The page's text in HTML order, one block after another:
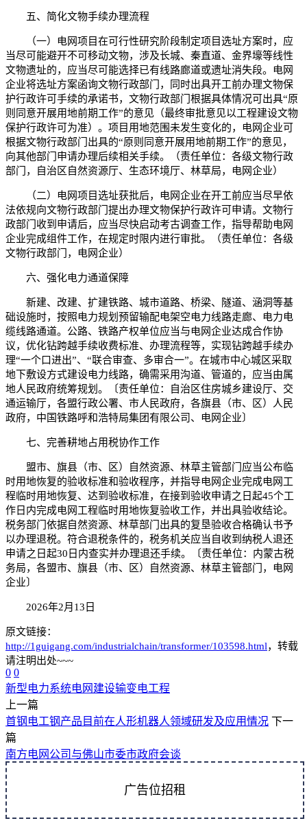
五、简化文物手续办理流程
（一）电网项目在可行性研究阶段制定项目选址方案时，应
当尽可能避开不可移动文物，涉及长城、秦直道、金界壕等线性
文物遗址的，应当尽可能选择已有线路廊道或遗址消失段。电网
企业将选址方案函询文物行政部门，同时出具开工前办理文物保
护行政许可手续的承诺书，文物行政部门根据具体情况可出具“原
则同意开展用地前期工作”的意见（最终审批意见以工程建设文物
保护行政许可为准）。项目用地范围未发生变化的，电网企业可
根据文物行政部门出具的“原则同意开展用地前期工作”的意见，
向其他部门申请办理后续相关手续。（责任单位：各级文物行政
部门，自治区自然资源厅、生态环境厅、林草局，电网企业）
（二）电网项目选址获批后，电网企业在开工前应当尽早依
法依规向文物行政部门提出办理文物保护行政许可申请。文物行
政部门收到申请后，应当尽快启动考古调查工作，指导帮助电网
企业完成组件工作，在规定时限内进行审批。（责任单位：各级
文物行政部门，电网企业）
六、强化电力通道保障
新建、改建、扩建铁路、城市道路、桥梁、隧道、涵洞等基
础设施时，按照电力规划预留输配电架空电力线路走廊、电力电
缆线路通道。公路、铁路产权单位应当与电网企业达成合作协
议，优化钻跨越手续收费标准、办理流程等，实现钻跨越手续办
理“一个口进出”、“联合审查、多审合一”。在城市中心城区采取
地下敷设方式建设电力线路，确需采用沟道、管道的，应当由属
地人民政府统筹规划。〔责任单位：自治区住房城乡建设厅、交
通运输厅，各盟行政公署、市人民政府，各旗县（市、区）人民
政府，中国铁路呼和浩特局集团有限公司、电网企业〕
七、完善耕地占用税协作工作
盟市、旗县（市、区）自然资源、林草主管部门应当公布临
时用地恢复的验收标准和验收程序，并指导电网企业完成电网工
程临时用地恢复、达到验收标准，在接到验收申请之日起45个工
作日内完成电网工程临时用地恢复验收工作，并出具验收结论。
税务部门依据自然资源、林草部门出具的复垦验收合格确认书予
以办理退税。符合退税条件的，税务机关应当自收到纳税人退还
申请之日起30日内查实并办理退还手续。〔责任单位：内蒙古税
务局，各盟市、旗县（市、区）自然资源、林草主管部门，电网
企业〕
2026年2月13日
原文链接：
http://1guigang.com/industrialchain/transformer/103598.html，转载
请注明出处~~~
0 0
新型电力系统电网建设输变电工程
上一篇
首钢电工钢产品目前在人形机器人领域研发及应用情况 下一
篇
南方电网公司与佛山市委市政府会谈
广告位招租